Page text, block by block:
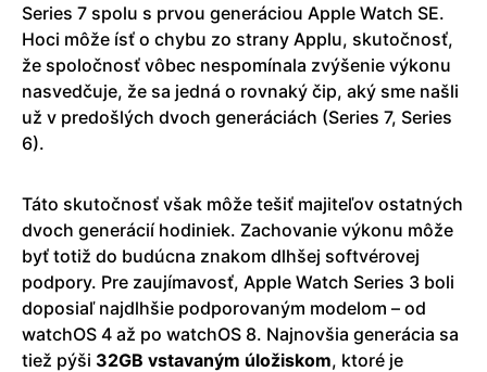
Series 7 spolu s prvou generáciou Apple Watch SE.
Hoci môže ísť o chybu zo strany Applu, skutočnosť,
že spoločnosť vôbec nespomínala zvýšenie výkonu
nasvedčuje, že sa jedná o rovnaký čip, aký sme našli
už v predošlých dvoch generáciách (Series 7, Series
6).
Táto skutočnosť však môže tešiť majiteľov ostatných
dvoch generácií hodiniek. Zachovanie výkonu môže
byť totiž do budúcna znakom dlhšej softvérovej
podpory. Pre zaujímavosť, Apple Watch Series 3 boli
doposiaľ najdlhšie podporovaným modelom – od
watchOS 4 až po watchOS 8. Najnovšia generácia sa
tiež pýši 32GB vstavaným úložiskom, ktoré je